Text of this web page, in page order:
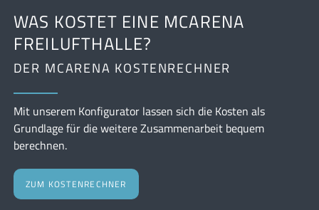
WAS KOSTET EINE MCARENA
FREILUFTHALLE?
DER MCARENA KOSTENRECHNER
Mit unserem Konfigurator lassen sich die Kosten als
Grundlage für die weitere Zusammenarbeit bequem
berechnen.
ZUM KOSTENRECHNER